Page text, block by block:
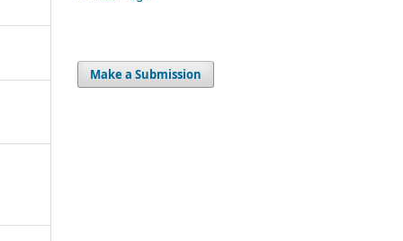
Make a Submission